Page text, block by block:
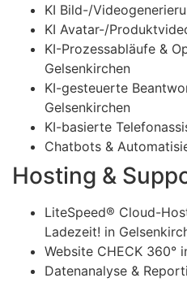
KI Bild-/
KI Avatar-/
KI-Prozessabläufe &
Gelsenkirchen
KI-gesteuerte
Gelsenkirchen
KI-basierte
Chatbots &
Hosting &
LiteSpeed® Cloud-
Ladezeit! in
Website CHECK 360°
Datenanalyse &